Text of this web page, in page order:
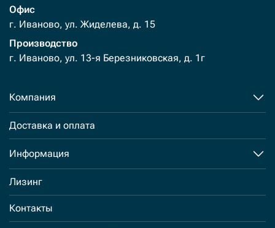
Офис
г. Иваново, ул. Жиделева, д. 15
Производство
г. Иваново, ул. 13-я Березниковская, д. 1г
Компания
Доставка и оплата
Информация
Лизинг
Контакты